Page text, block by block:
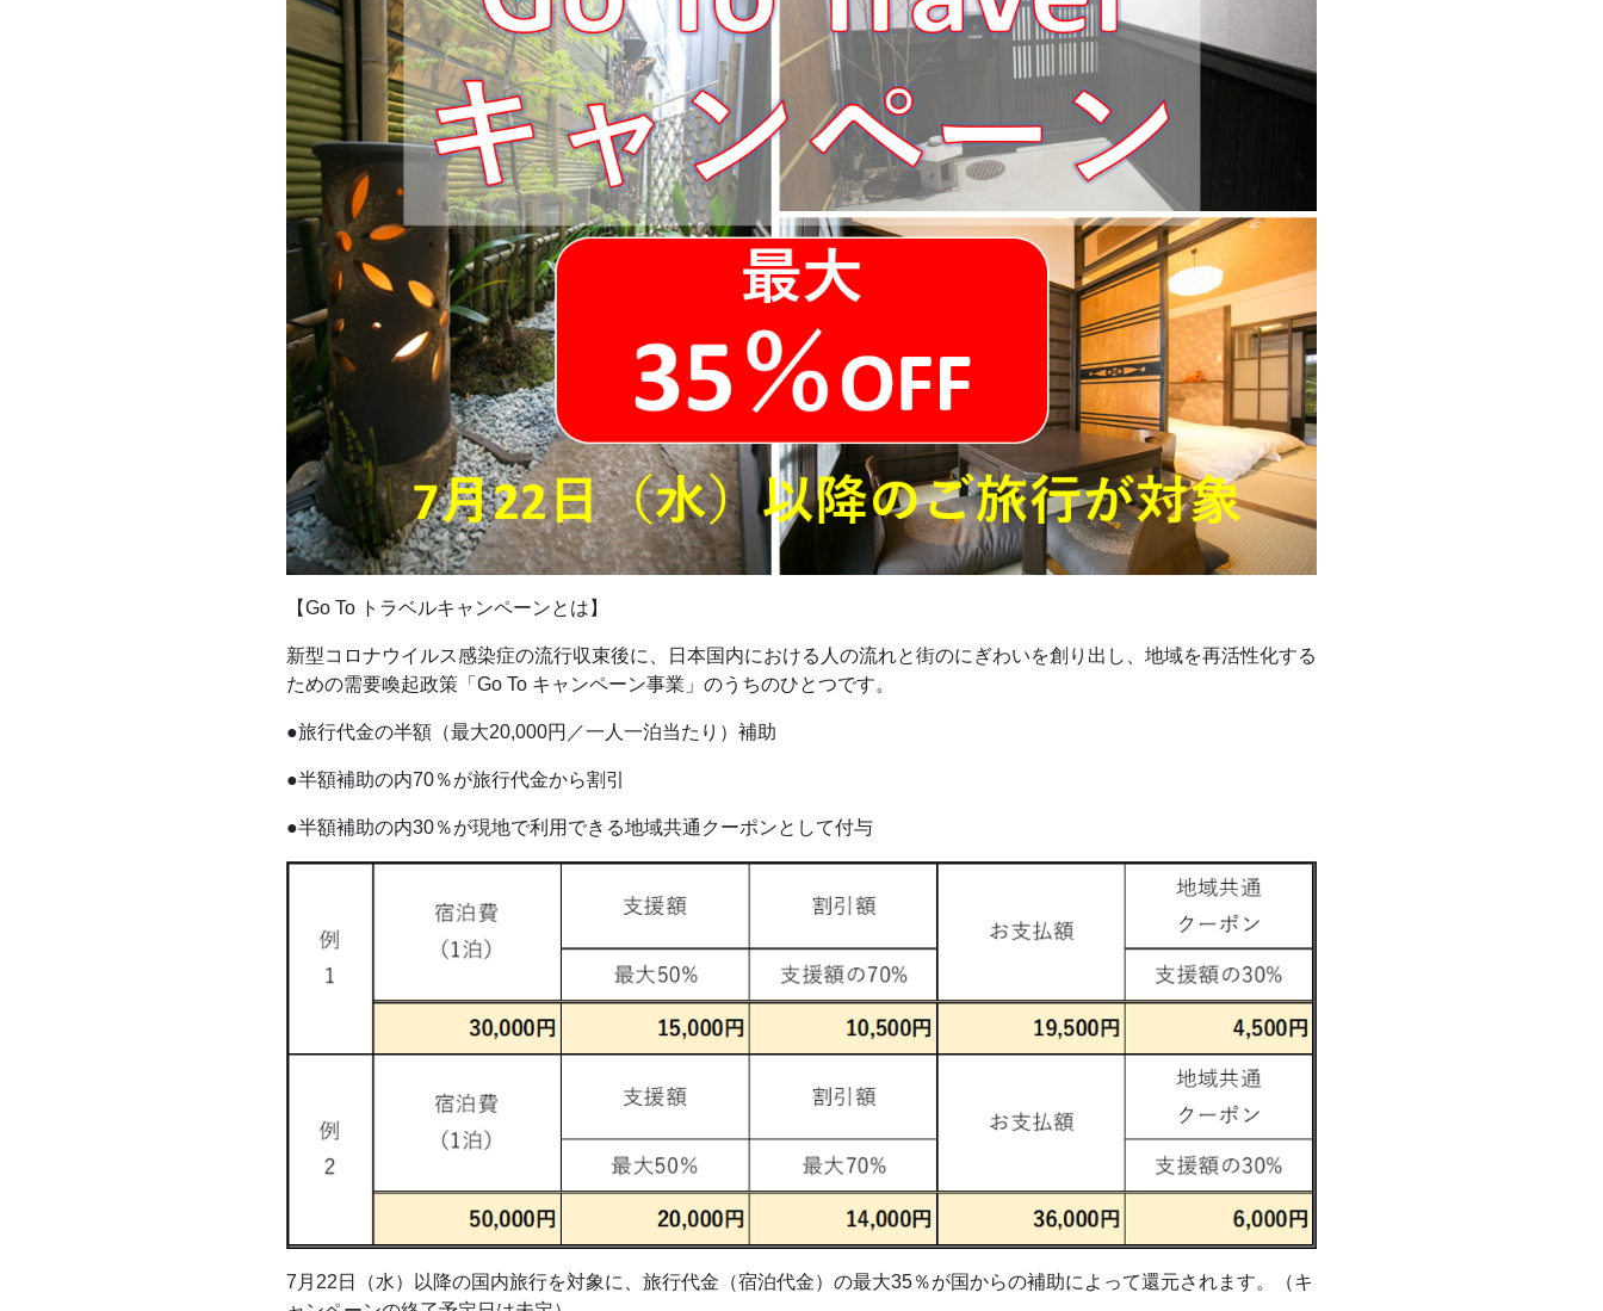
【Go To トラベルキャンペーンとは】
新型コロナウイルス感染症の流行収束後に、日本国内における人の流れと街のにぎわいを創り出し、地域を再活性化する
ための需要喚起政策「Go To キャンペーン事業」のうちのひとつです。
●旅行代金の半額（最大20,000円／一人一泊当たり）補助
●半額補助の内70％が旅行代金から割引
●半額補助の内30％が現地で利用できる地域共通クーポンとして付与
7月22日（水）以降の国内旅行を対象に、旅行代金（宿泊代金）の最大35％が国からの補助によって還元されます。（キ